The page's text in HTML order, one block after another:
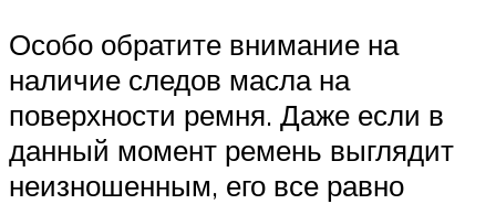
Особо обратите внимание на
наличие следов масла на
поверхности ремня. Даже если в
данный момент ремень выглядит
неизношенным, его все равно